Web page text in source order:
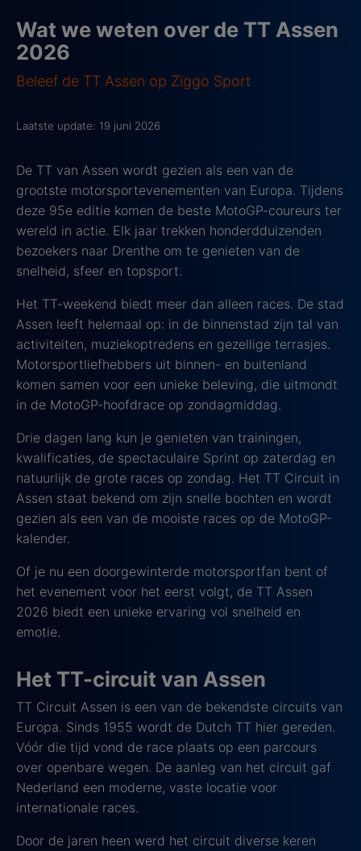
Wat we weten over de TT Assen
2026
Beleef de TT Assen op Ziggo Sport
Laatste update: 19 juni 2026
De TT van Assen wordt gezien als een van de
grootste motorsportevenementen van Europa. Tijdens
deze 95e editie komen de beste MotoGP-coureurs ter
wereld in actie. Elk jaar trekken honderdduizenden
bezoekers naar Drenthe om te genieten van de
snelheid, sfeer en topsport.
Het TT-weekend biedt meer dan alleen races. De stad
Assen leeft helemaal op: in de binnenstad zijn tal van
activiteiten, muziekoptredens en gezellige terrasjes.
Motorsportliefhebbers uit binnen- en buitenland
komen samen voor een unieke beleving, die uitmondt
in de MotoGP-hoofdrace op zondagmiddag.
Drie dagen lang kun je genieten van trainingen,
kwalificaties, de spectaculaire Sprint op zaterdag en
natuurlijk de grote races op zondag. Het TT Circuit in
Assen staat bekend om zijn snelle bochten en wordt
gezien als een van de mooiste races op de MotoGP-
kalender.
Of je nu een doorgewinterde motorsportfan bent of
het evenement voor het eerst volgt, de TT Assen
2026 biedt een unieke ervaring vol snelheid en
emotie.
Het TT-circuit van Assen
TT Circuit Assen is een van de bekendste circuits van
Europa. Sinds 1955 wordt de Dutch TT hier gereden.
Vóór die tijd vond de race plaats op een parcours
over openbare wegen. De aanleg van het circuit gaf
Nederland een moderne, vaste locatie voor
internationale races.
Door de jaren heen werd het circuit diverse keren